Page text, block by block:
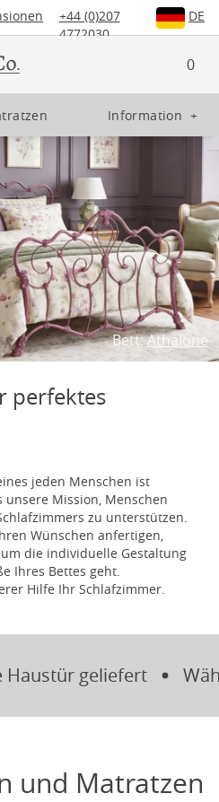
+44 (0)207
4772030
DE
0
Information +
Bett:Athalone
perfektes
jeden Menschen ist
unsere Mission, Menschen
zu unterstützen.
Wünschen anfertigen,
die individuelle Gestaltung
Ihres Bettes geht.
Hilfe Ihr Schlafzimmer.
geliefert
und Matratzen